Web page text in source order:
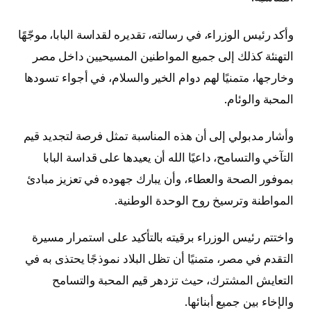
وأكد رئيس الوزراء، في رسالته، تقديره لقداسة البابا، موجّهًا
التهنئة كذلك إلى جميع المواطنين المسيحيين داخل مصر
وخارجها، متمنيًا لهم دوام الخير والسلام، في أجواء تسودها
المحبة والوئام.
وأشار مدبولي إلى أن هذه المناسبة تمثل فرصة لتجديد قيم
التآخي والتسامح، داعيًا الله أن يعيدها على قداسة البابا
بموفور الصحة والعطاء، وأن يبارك جهوده في تعزيز مبادئ
المواطنة وترسيخ روح الوحدة الوطنية.
واختتم رئيس الوزراء برقيته بالتأكيد على استمرار مسيرة
التقدم في مصر، متمنيًا أن تظل البلاد نموذجًا يحتذى به في
التعايش المشترك، حيث تزدهر قيم المحبة والتسامح
والإخاء بين جميع أبنائها.